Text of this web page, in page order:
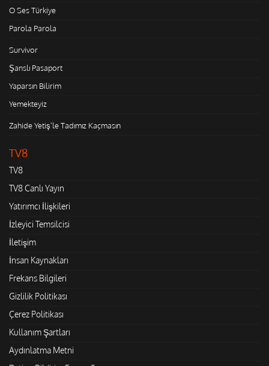
O Ses Türkiye
Parola Parola
Survivor
Şanslı Pasaport
Yaparsın Bilirim
Yemekteyiz
Zahide Yetiş'le Tadımız Kaçmasın
TV8
TV8
TV8 Canlı Yayın
Yatırımcı İlişkileri
İzleyici Temsilcisi
İletişim
İnsan Kaynakları
Frekans Bilgileri
Gizlilik Politikası
Çerez Politikası
Kullanım Şartları
Aydınlatma Metni